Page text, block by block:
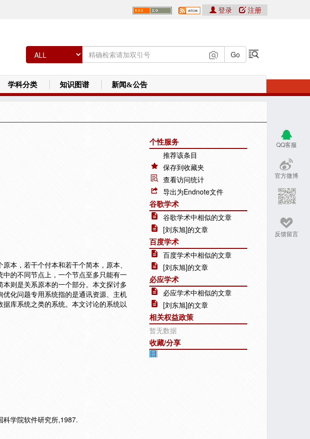
登录 注册
学科分类 知识图谱 新闻&公告
QQ客服
官方微博
反馈留言
本，若干个付本和若干个简本，原本、
的不同节点上，一个节点至多只能有一
则是关系原本的一个部分。本文探讨多
化问题专用系统指的是通讯资源、主机
库系统之类的系统。本文讨论的系统以
科学院软件研究所,1987.
个性服务
推荐该条目
保存到收藏夹
查看访问统计
导出为Endnote文件
谷歌学术
谷歌学术中相似的文章
[刘东旭]的文章
百度学术
百度学术中相似的文章
[刘东旭]的文章
必应学术
必应学术中相似的文章
[刘东旭]的文章
相关权益政策
暂无数据
收藏/分享